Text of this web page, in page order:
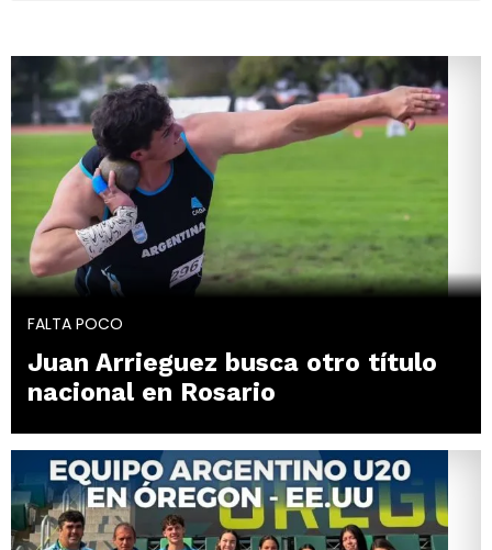
FALTA POCO
Juan Arrieguez busca otro título
nacional en Rosario